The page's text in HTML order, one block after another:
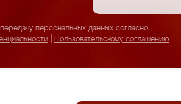
персональных данных согласно
Пользовательскому соглашению